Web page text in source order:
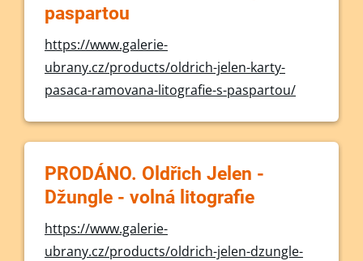
paspartou
https://www.galerie-
ubrany.cz/products/oldrich-jelen-karty-
pasaca-ramovana-litografie-s-paspartou/
PRODÁNO. Oldřich Jelen -
Džungle - volná litografie
https://www.galerie-
ubrany.cz/products/oldrich-jelen-dzungle-